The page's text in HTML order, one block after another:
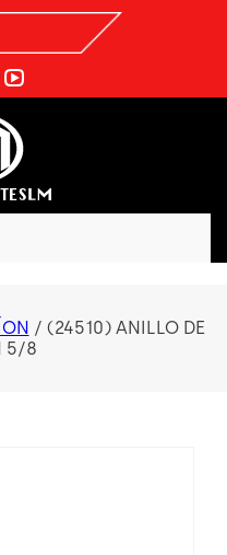
/ (24510) ANILLO DE
5/8